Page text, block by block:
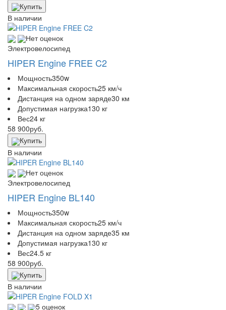
Купить
В наличии
Нет оценок
Электровелосипед
HIPER Engine FREE C2
Мощность350w
Максимальная скорость25 км/ч
Дистанция на одном заряде30 км
Допустимая нагрузка130 кг
Вес24 кг
58 900руб.
Купить
В наличии
Нет оценок
Электровелосипед
HIPER Engine BL140
Мощность350w
Максимальная скорость25 км/ч
Дистанция на одном заряде35 км
Допустимая нагрузка130 кг
Вес24.5 кг
58 900руб.
Купить
В наличии
5 оценок